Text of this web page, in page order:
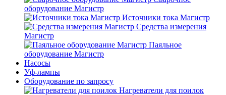
оборудование Магистр
Источники тока Магистр
Средства измерения
Магистр
Паяльное
оборудование Магистр
Насосы
Уф-лампы
Оборудование по запросу
Нагреватели для поилок